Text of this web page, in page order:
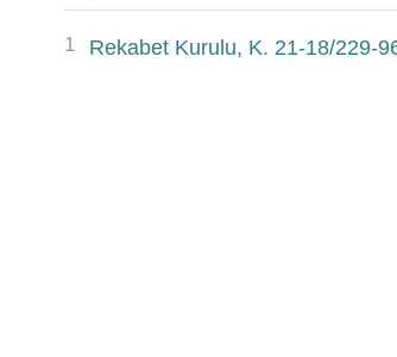
1 Rekabet Kurulu, K. 21-18/229-